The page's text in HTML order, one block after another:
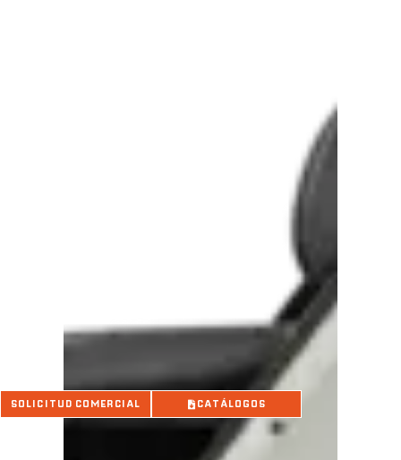
SOLICITUD COMERCIAL CATÁLOGOS